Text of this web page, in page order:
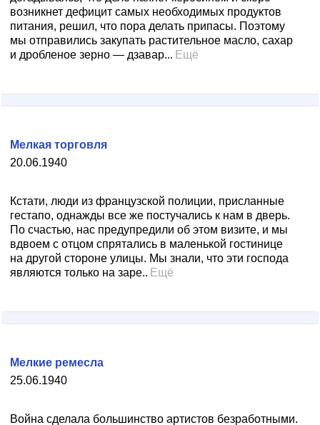
возникнет дефицит самых необходимых продуктов
питания, решил, что пора делать припасы. Поэтому
мы отправились закупать растительное масло, сахар
и дробленое зерно — дзавар... Ещё
20.06.1940
Мелкая торговля
Кстати, люди из французской полиции, присланные
гестапо, однажды все же постучались к нам в дверь.
По счастью, нас предупредили об этом визите, и мы
вдвоем с отцом спрятались в маленькой гостинице
на другой стороне улицы. Мы знали, что эти господа
являются только на заре.. Ещё
25.06.1940
Мелкие ремесла
Война сделала большинство артистов безработными.